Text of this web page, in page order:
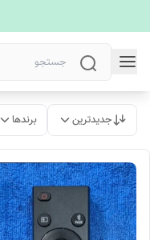
جدیدترین برندها